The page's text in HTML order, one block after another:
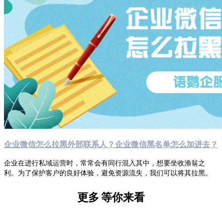
企业微信怎么拉黑外部联系人？企业微信黑名单怎么加进去？
企业在进行私域运营时，常常会有同行混入其中，想要坐收渔翁之
利。为了保护客户的良好体验，避免资源流失，我们可以将其拉黑。
更多等你来看